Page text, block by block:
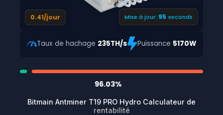
0.41/jour Mise à jour: 94 seconds
Taux de hachage 235TH/s Puissance 5170W
96.03%
Bitmain Antminer T19 PRO Hydro Calculateur de
rentabilité